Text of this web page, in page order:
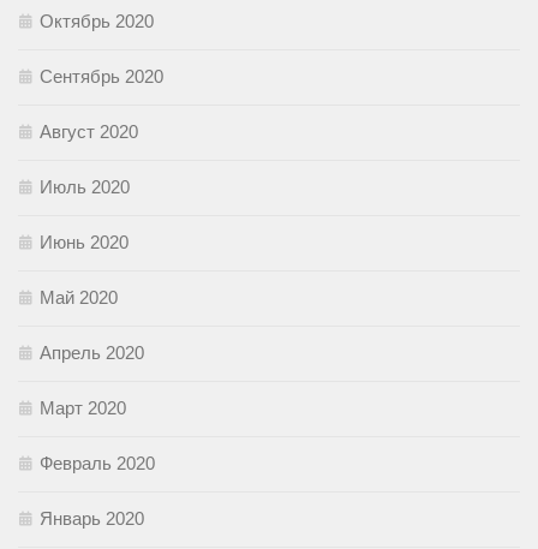
Октябрь 2020
Сентябрь 2020
Август 2020
Июль 2020
Июнь 2020
Май 2020
Апрель 2020
Март 2020
Февраль 2020
Январь 2020